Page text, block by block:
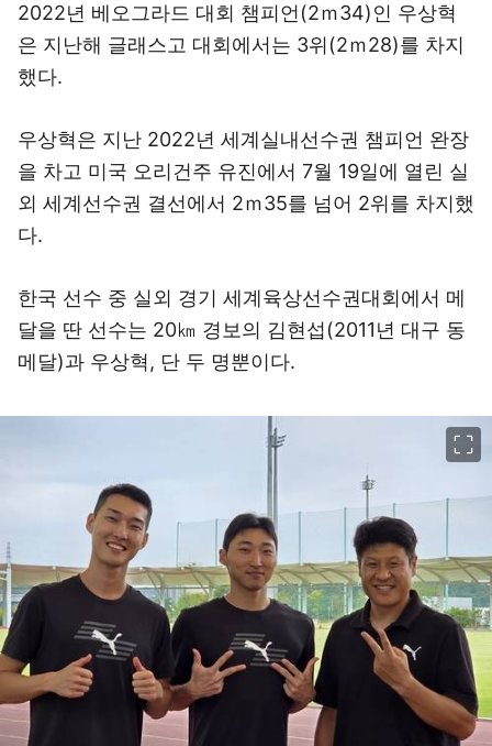
2022년 베오그라드 대회 챔피언(2ｍ34)인 우상혁
은 지난해 글래스고 대회에서는 3위(2ｍ28)를 차지
했다.
우상혁은 지난 2022년 세계실내선수권 챔피언 완장
을 차고 미국 오리건주 유진에서 7월 19일에 열린 실
외 세계선수권 결선에서 2ｍ35를 넘어 2위를 차지했
다.
한국 선수 중 실외 경기 세계육상선수권대회에서 메
달을 딴 선수는 20㎞ 경보의 김현섭(2011년 대구 동
메달)과 우상혁, 단 두 명뿐이다.